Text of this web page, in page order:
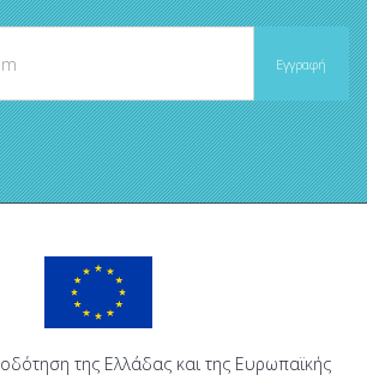
της Ελλάδας και της Ευρωπαϊκής